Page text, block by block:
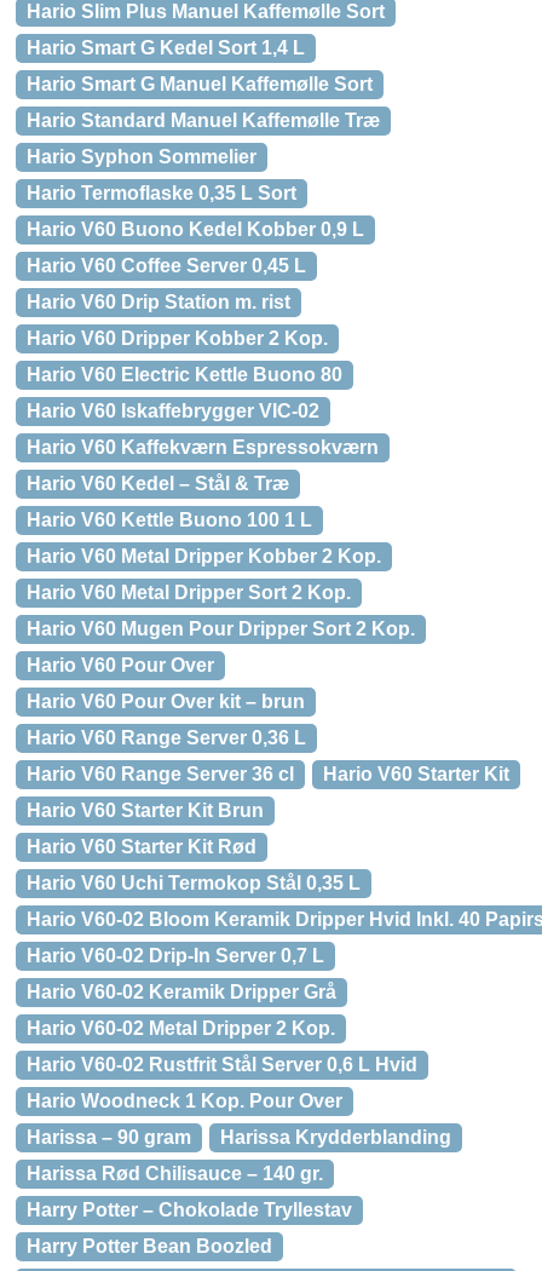
Hario Slim Plus Manuel Kaffemølle Sort
Hario Smart G Kedel Sort 1,4 L
Hario Smart G Manuel Kaffemølle Sort
Hario Standard Manuel Kaffemølle Træ
Hario Syphon Sommelier
Hario Termoflaske 0,35 L Sort
Hario V60 Buono Kedel Kobber 0,9 L
Hario V60 Coffee Server 0,45 L
Hario V60 Drip Station m. rist
Hario V60 Dripper Kobber 2 Kop.
Hario V60 Electric Kettle Buono 80
Hario V60 Iskaffebrygger VIC-02
Hario V60 Kaffekværn Espressokværn
Hario V60 Kedel – Stål & Træ
Hario V60 Kettle Buono 100 1 L
Hario V60 Metal Dripper Kobber 2 Kop.
Hario V60 Metal Dripper Sort 2 Kop.
Hario V60 Mugen Pour Dripper Sort 2 Kop.
Hario V60 Pour Over
Hario V60 Pour Over kit – brun
Hario V60 Range Server 0,36 L
Hario V60 Range Server 36 cl
Hario V60 Starter Kit
Hario V60 Starter Kit Brun
Hario V60 Starter Kit Rød
Hario V60 Uchi Termokop Stål 0,35 L
Hario V60-02 Bloom Keramik Dripper Hvid Inkl. 40
Hario V60-02 Drip-In Server 0,7 L
Hario V60-02 Keramik Dripper Grå
Hario V60-02 Metal Dripper 2 Kop.
Hario V60-02 Rustfrit Stål Server 0,6 L Hvid
Hario Woodneck 1 Kop. Pour Over
Harissa – 90 gram
Harissa Krydderblanding
Harissa Rød Chilisauce – 140 gr.
Harry Potter – Chokolade Tryllestav
Harry Potter Bean Boozled